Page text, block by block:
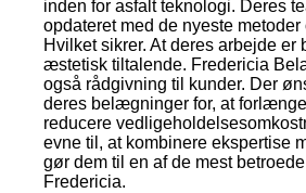
inden for asfalt teknologi. Deres
opdateret med de nyeste metoder
Hvilket sikrer. At deres arbejde er
æstetisk tiltalende. Fredericia
også rådgivning til kunder. Der
deres belægninger for, at
reducere
evne til, at kombinere ekspertise
gør dem til en af de mest
Fredericia.